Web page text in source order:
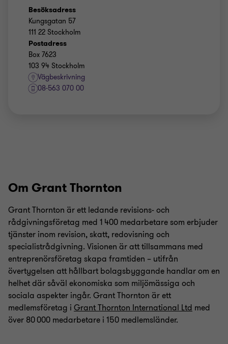
Besöksadress
Kungsgatan 57
111 22 Stockholm
Postadress
Box 7623
103 94 Stockholm
Vägbeskrivning
08-563 070 00
Om Grant Thornton
Grant Thornton är ett ledande revisions- och
rådgivningsföretag med 1 400 medarbetare som erbjuder
tjänster inom revision, skatt, redovisning och
specialistrådgivning. Visionen är att tillsammans med
entreprenörsföretag skapa framtiden – utifrån
övertygelsen att hållbart bolagsbyggande handlar om en
helhet där såväl ekonomiska som miljömässiga och
sociala aspekter ingår. Grant Thornton är ett
medlemsföretag i Grant Thornton International Ltd med
över 80 000 medarbetare i 150 medlemsländer.